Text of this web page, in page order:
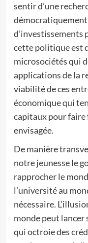
sentir d’une
d’investissements
cette politique est
microsociétés qui
applications de la
viabilité de ces
économique qui
capitaux pour faire
envisagée.
De manière
notre jeunesse le
rapprocher le
l’université au
nécessaire.
monde peut lancer
qui octroie des